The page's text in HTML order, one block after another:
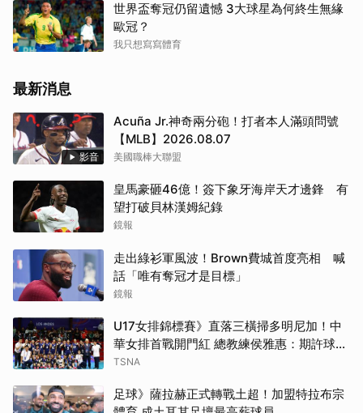
世界盃奪冠仍留遺憾 3大球星為何終生無緣
歐冠？
我只想寫寫體育
最新消息
影音
Acuña Jr.神奇兩分砲！打者本人滿頭問號
【MLB】2026.08.07
美國職棒大聯盟
皇馬豪砸46億！簽下象牙海岸天才邊鋒 有
望打破貝林漢姆紀錄
鏡報
走出綠衫軍風波！Brown費城首度亮相 喊
話「唯有奪冠才是目標」
鏡報
U17女排錦標賽》直落三橫掃多明尼加！中
華女排首戰開門紅 總教練侯雅惠：期許球員
享受挑戰
TSNA
足球》薩拉赫正式轉戰土超！加盟特拉布宗